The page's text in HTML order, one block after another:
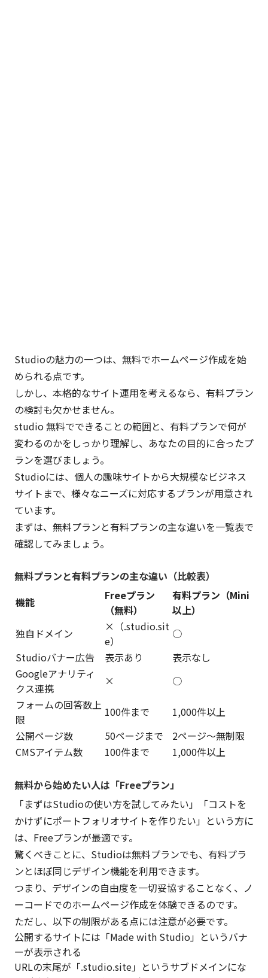
Studioの魅力の一つは、無料でホームページ作成を始
められる点です。
しかし、本格的なサイト運用を考えるなら、有料プラン
の検討も欠かせません。
studio 無料でできることの範囲と、有料プランで何が
変わるのかをしっかり理解し、あなたの目的に合ったプ
ランを選びましょう。
Studioには、個人の趣味サイトから大規模なビジネス
サイトまで、様々なニーズに対応するプランが用意され
ています。
まずは、無料プランと有料プランの主な違いを一覧表で
確認してみましょう。
無料プランと有料プランの主な違い（比較表）
機能
Freeプラン
（無料）
有料プラン（Mini
以上）
独自ドメイン
×（.studio.sit
e）
○
Studioバナー広告
表示あり
表示なし
Googleアナリティ
クス連携
×
○
フォームの回答数上
限
100件まで
1,000件以上
公開ページ数
50ページまで
2ページ〜無制限
CMSアイテム数
100件まで 1,000件以上
無料から始めたい人は「Freeプラン」
「まずはStudioの使い方を試してみたい」「コストを
かけずにポートフォリオサイトを作りたい」という方に
は、Freeプランが最適です。
驚くべきことに、Studioは無料プランでも、有料プラ
ンとほぼ同じデザイン機能を利用できます。
つまり、デザインの自由度を一切妥協することなく、ノ
ーコードでのホームページ作成を体験できるのです。
ただし、以下の制限がある点には注意が必要です。
公開するサイトには「Made with Studio」というバナ
ーが表示される
URLの末尾が「.studio.site」というサブドメインにな